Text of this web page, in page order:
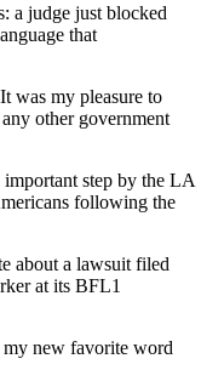
a judge just blocked
that
was my pleasure to
other government
step by the LA
following the
about a lawsuit filed
at its BFL1
new favorite word